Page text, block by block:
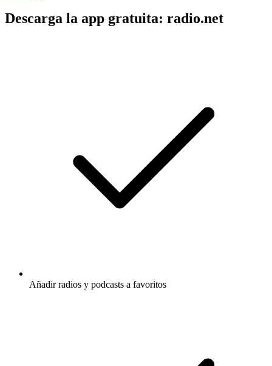
Descarga la app gratuita: radio.net
Añadir radios y podcasts a favoritos